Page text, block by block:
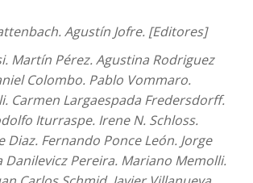
Agustín Jofre. [Editores]
Martín Pérez. Agustina Rodriguez
Colombo. Pablo Vommaro.
Carmen Largaespada Fredersdorff.
Iturraspe. Irene N. Schloss.
Diaz. Fernando Ponce León. Jorge
Danilevicz Pereira. Mariano Memolli.